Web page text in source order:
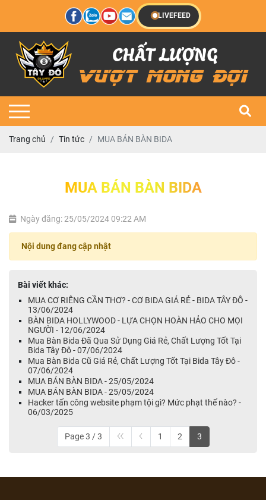
LIVEFEED
Trang chủ Tin tức MUA BÁN BÀN BIDA
MUA BÁN BÀN BIDA
Ngày đăng: 25/05/2024 09:22 AM
Nội dung đang cập nhật
Bài viết khác:
MUA CƠ RIÊNG CẦN THƠ? - CƠ BIDA GIÁ RẺ - BIDA TÂY ĐÔ -
13/06/2024
BÀN BIDA HOLLYWOOD - LỰA CHỌN HOÀN HẢO CHO MỌI
NGƯỜI - 12/06/2024
Mua Bàn Bida Đã Qua Sử Dụng Giá Rẻ, Chất Lượng Tốt Tại
Bida Tây Đô - 07/06/2024
Mua Bàn Bida Cũ Giá Rẻ, Chất Lượng Tốt Tại Bida Tây Đô -
07/06/2024
MUA BÁN BÀN BIDA - 25/05/2024
MUA BÁN BÀN BIDA - 25/05/2024
Hacker tấn công website phạm tội gì? Mức phạt thế nào? -
06/03/2025
Page 3 / 3 1 2 3